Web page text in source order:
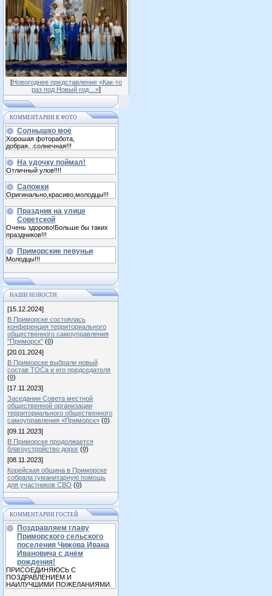
[Новогоднее представление «Как-то
раз под Новый год…»]
КОММЕНТАРИИ К ФОТО
Солнышко моё
Хорошая фоторабота,
добрая...солнечная!!!
На удочку поймал!
Отличный улов!!!!
Сапожки
Оригинально,красиво,молодцы!!!
Праздник на улице
Советской
Очень здорово!Больше бы таких
праздников!!!
Приморские певуньи
Молодцы!!!
НАШИ НОВОСТИ
[15.12.2024]
В Приморске состоялась
конференция территориального
общественного самоуправления
"Приморск" (0)
[20.01.2024]
В Приморске выбрали новый
состав ТОСа и его председателя
(0)
[17.11.2023]
Заседании Совета местной
общественной организации
территориального общественного
самоуправления «Приморск» (0)
[09.11.2023]
В Приморске продолжается
благоустройство дорог (0)
[08.11.2023]
Корейская община в Приморске
собрала гуманитарную помощь
для участников СВО (0)
КОММЕНТАРИИ ГОСТЕЙ
Поздравляем главу
Приморского сельского
поселения Чижова Ивана
Ивановича с днём
рождения!
ПРИСОЕДИНЯЮСЬ С
ПОЗДРАВЛЕНИЕМ И
НАИЛУЧШИМИ ПОЖЕЛАНИЯМИ.